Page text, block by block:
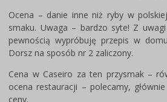
Ocena – danie inne niż ryby w
smaku. Uwaga – bardzo syte! Z
pewnością wypróbuję przepis w
Dorsz na sposób nr 2 zaliczony.
Cena w Caseiro za ten przysmak –
ocena restauracji – polecamy,
ceny.